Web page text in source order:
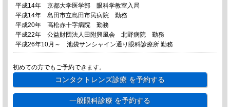
平成14年 京都大学医学部 眼科学教室入局
平成14年 島田市立島田市民病院 勤務
平成20年 高松赤十字病院 勤務
平成22年 公益財団法人田附興風会 北野病院 勤務
平成26年10月～ 池袋サンシャイン通り眼科診療所 勤務
初めての方でもご予約できます。
コンタクトレンズ診療 を予約する
一般眼科診療 を予約する